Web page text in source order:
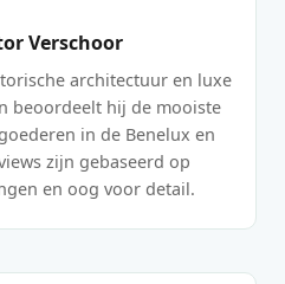
Verschoor
architectuur en luxe
beoordeelt hij de mooiste
in de Benelux en
zijn gebaseerd op
en oog voor detail.